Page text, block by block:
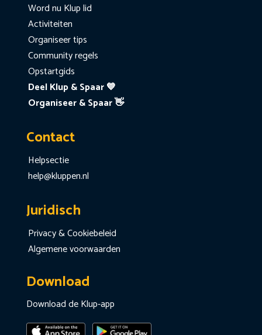
Word nu Klup lid
Activiteiten
Organiseer tips
Community regels
Opstartgids
Deel Klup & Spaar 💙
Organiseer & Spaar 👋
Contact
Helpsectie
help@kluppen.nl
Juridisch
Privacy & Cookiebeleid
Algemene voorwaarden
Download
Download de Klup-app